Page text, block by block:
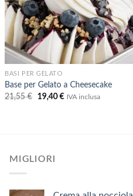
BASI PER GELATO
Base per Gelato a Cheesecake
21,55€
Il
19,40 €IlIVA inclusa
MIGLIORI